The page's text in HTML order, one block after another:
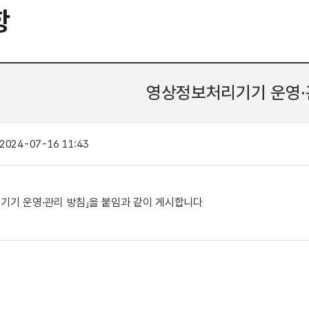
영상정보처리기기 운영
2024-07-16 11:43
기기 운영·관리 방침」을 붙임과 같이 게시합니다